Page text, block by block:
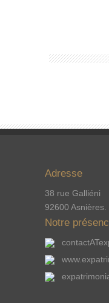
Adresse
38 rue Galliéni
92600 Asnières.
Notre